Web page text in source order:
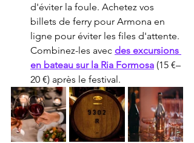
d'éviter la foule. Achetez vos
billets de ferry pour Armona en
ligne pour éviter les files d'attente.
Combinez-les avec des excursions
en bateau sur la Ria Formosa (15 €–
20 €) après le festival.